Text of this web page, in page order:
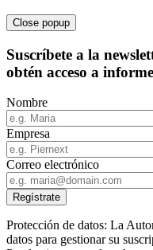
Close popup
Suscríbete a la
obtén acceso a
Nombre
Empresa
Correo electrónico
Protección de datos: La
datos para gestionar su